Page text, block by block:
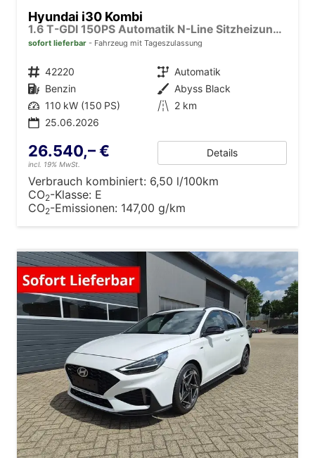
Hyundai i30 Kombi
1.6 T-GDI 150PS Automatik N-Line Sitzheizung Lenkradheizung Klimaautomatik Navi 10,3"-Touchscreen Bluelink Apple CarPlay + Android Auto PDC v+h Rückf.Kamera 18-LM
sofort lieferbar Fahrzeug mit Tageszulassung
Fahrzeugnr. 42220 Getriebe Automatik
Kraftstoff Benzin Außenfarbe Abyss Black
Leistung 110 kW (150 PS) Kilometerstand 2 km
25.06.2026
26.540,– €
incl. 19% MwSt.
Details
Verbrauch kombiniert: 6,50 l/100km
CO2-Klasse: E
CO2-Emissionen: 147,00 g/km